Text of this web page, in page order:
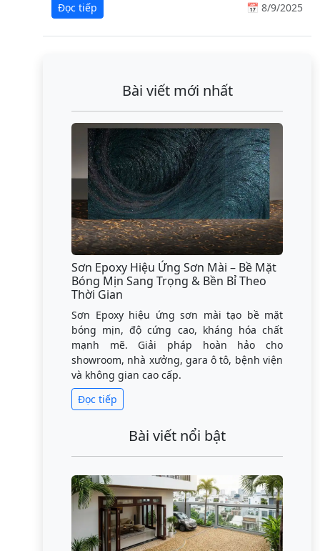
Đọc tiếp 📅 8/9/2025
Bài viết mới nhất
Sơn Epoxy Hiệu Ứng Sơn Mài – Bề Mặt
Bóng Mịn Sang Trọng & Bền Bỉ Theo
Thời Gian
Sơn Epoxy hiệu ứng sơn mài tạo bề mặt
bóng mịn, độ cứng cao, kháng hóa chất
mạnh mẽ. Giải pháp hoàn hảo cho
showroom, nhà xưởng, gara ô tô, bệnh viện
và không gian cao cấp.
Đọc tiếp
Bài viết nổi bật